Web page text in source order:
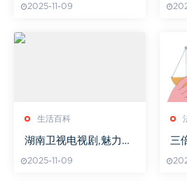
2025-11-09
展
生活百科
湖南卫视电视剧,魅力独
2025-11-09
三